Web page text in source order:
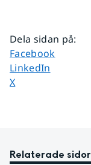
Dela sidan på:
Dela sidan på
Facebook
Dela sidan på
LinkedIn
Dela sidan på
X
Relaterade sidor